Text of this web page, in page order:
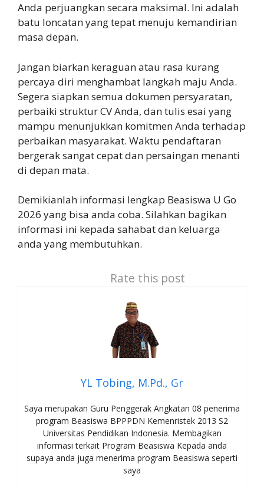
Anda perjuangkan secara maksimal. Ini adalah
batu loncatan yang tepat menuju kemandirian
masa depan.
Jangan biarkan keraguan atau rasa kurang
percaya diri menghambat langkah maju Anda.
Segera siapkan semua dokumen persyaratan,
perbaiki struktur CV Anda, dan tulis esai yang
mampu menunjukkan komitmen Anda terhadap
perbaikan masyarakat. Waktu pendaftaran
bergerak sangat cepat dan persaingan menanti
di depan mata.
Demikianlah informasi lengkap Beasiswa U Go
2026 yang bisa anda coba. Silahkan bagikan
informasi ini kepada sahabat dan keluarga
anda yang membutuhkan.
Rate this post
YL Tobing, M.Pd., Gr
Saya merupakan Guru Penggerak Angkatan 08 penerima
program Beasiswa BPPPDN Kemenristek 2013 S2
Universitas Pendidikan Indonesia. Membagikan
informasi terkait Program Beasiswa Kepada anda
supaya anda juga menerima program Beasiswa seperti
saya